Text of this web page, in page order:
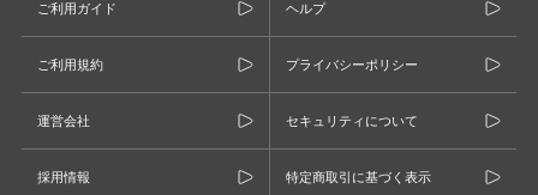
ご利用ガイド ヘルプ
ご利用規約 プライバシーポリシー
運営会社 セキュリティについて
採用情報 特定商取引に基づく表示